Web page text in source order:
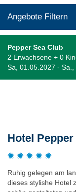
Angebote Filtern
Pepper Sea Club
2 Erwachsene + 0
Sa, 01.05.2027 -
Hotel
Ruhig gelegen am
dieses stylishe Hotel